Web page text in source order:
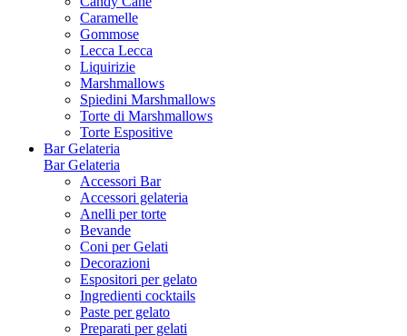
Caramelle
Gommose
Lecca Lecca
Liquirizie
Marshmallows
Spiedini Marshmallows
Torte di Marshmallows
Torte Espositive
Bar Gelateria
Bar Gelateria
Accessori Bar
Accessori gelateria
Anelli per torte
Bevande
Coni per Gelati
Decorazioni
Espositori per gelato
Ingredienti cocktails
Paste per gelato
Preparati per gelati